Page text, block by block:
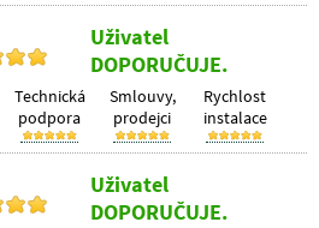
Uživatel
DOPORUČUJE.
Technická
podpora
Smlouvy,
prodejci
Rychlost
instalace
Uživatel
DOPORUČUJE.